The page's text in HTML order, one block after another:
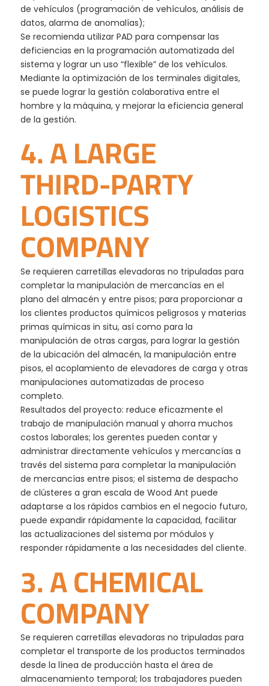
de vehículos (programación de vehículos, análisis de
datos, alarma de anomalías);
Se recomienda utilizar PAD para compensar las
deficiencias en la programación automatizada del
sistema y lograr un uso “flexible” de los vehículos.
Mediante la optimización de los terminales digitales,
se puede lograr la gestión colaborativa entre el
hombre y la máquina, y mejorar la eficiencia general
de la gestión.
3. A CHEMICAL
COMPANY
Se requieren carretillas elevadoras no tripuladas para
completar el transporte de los productos terminados
desde la línea de producción hasta el área de
almacenamiento temporal; los trabajadores pueden
4. A LARGE
THIRD-PARTY
LOGISTICS
COMPANY
Se requieren carretillas elevadoras no tripuladas para
completar la manipulación de mercancías en el
plano del almacén y entre pisos; para proporcionar a
los clientes productos químicos peligrosos y materias
primas químicas in situ, así como para la
manipulación de otras cargas, para lograr la gestión
de la ubicación del almacén, la manipulación entre
pisos, el acoplamiento de elevadores de carga y otras
manipulaciones automatizadas de proceso
completo.
Resultados del proyecto: reduce eficazmente el
trabajo de manipulación manual y ahorra muchos
costos laborales; los gerentes pueden contar y
administrar directamente vehículos y mercancías a
través del sistema para completar la manipulación
de mercancías entre pisos; el sistema de despacho
de clústeres a gran escala de Wood Ant puede
adaptarse a los rápidos cambios en el negocio futuro,
puede expandir rápidamente la capacidad, facilitar
las actualizaciones del sistema por módulos y
responder rápidamente a las necesidades del cliente.